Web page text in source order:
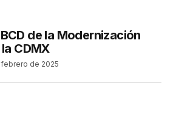
de la Modernización
CDMX
de 2025